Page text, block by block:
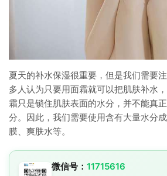
夏天的补水保湿很重要，但是我们需要
多人认为只要用面霜就可以把肌肤补水
霜只是锁住肌肤表面的水分，并不能真
分。因此，我们需要使用含有大量水分
膜、爽肤水等。
微信号： 11715616